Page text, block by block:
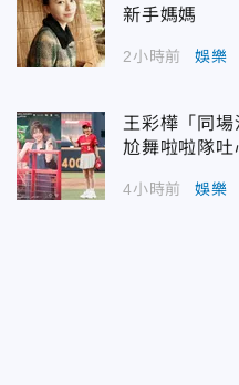
新手媽媽
2小時前 娛樂
王彩樺「同
尬舞啦啦隊吐
4小時前 娛樂